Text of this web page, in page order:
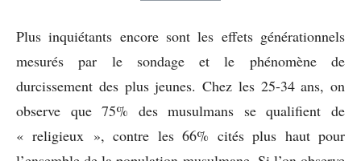
Plus inquiétants encore sont les effets générationnels
mesurés par le sondage et le phénomène de
durcissement des plus jeunes. Chez les 25-34 ans, on
observe que 75% des musulmans se qualifient de
« religieux », contre les 66% cités plus haut pour